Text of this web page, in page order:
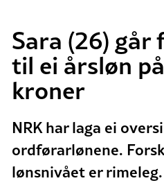
Sara (26)
til ei årsløn
kroner
NRK har laga ei
ordførarlønene.
lønsnivået er rimeleg.